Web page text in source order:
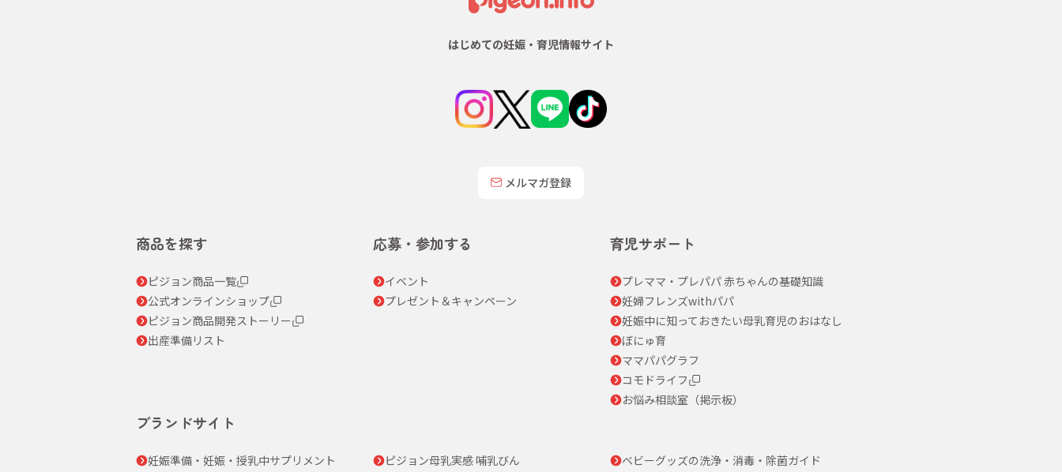
はじめての妊娠・育児情報サイト
メルマガ登録
商品を探す
ピジョン商品一覧
公式オンラインショップ
ピジョン商品開発ストーリー
出産準備リスト
応募・参加する
イベント
プレゼント＆キャンペーン
育児サポート
プレママ・プレパパ 赤ちゃんの基礎知識
妊婦フレンズwithパパ
妊娠中に知っておきたい母乳育児のおはなし
ぼにゅ育
ママパパグラフ
コモドライフ
お悩み相談室（掲示板）
ブランドサイト
妊娠準備・妊娠・授乳中サプリメント ピジョン母乳実感 哺乳びん ベビーグッズの洗浄・消毒・除菌ガイド